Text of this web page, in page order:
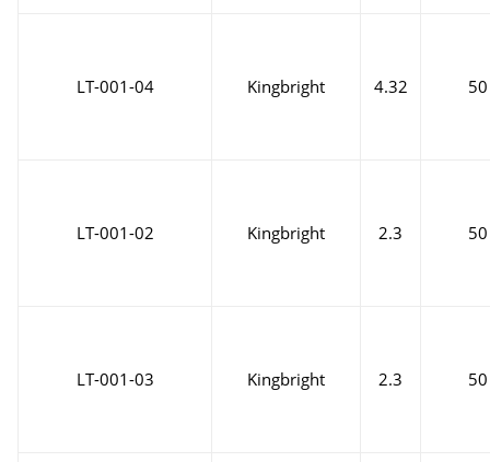
LT-001-04 Kingbright 4.32 50
LT-001-02 Kingbright 2.3 50
LT-001-03 Kingbright 2.3 50